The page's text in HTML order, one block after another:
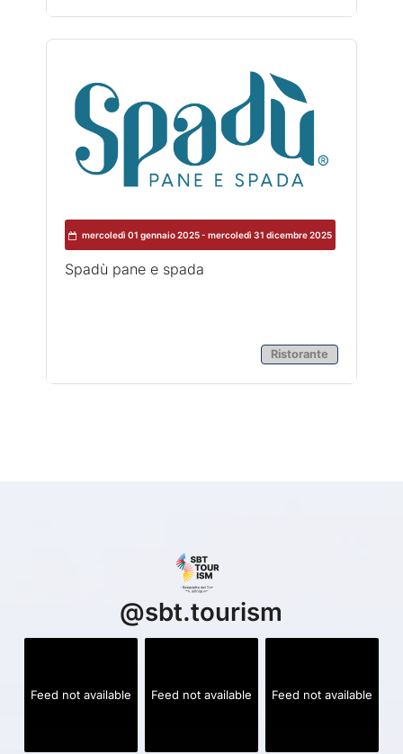
mercoledì 01 gennaio 2025 - mercoledì 31 dicembre 2025
Spadù pane e spada
Ristorante
@sbt.tourism
Feed not available Feed not available Feed not available